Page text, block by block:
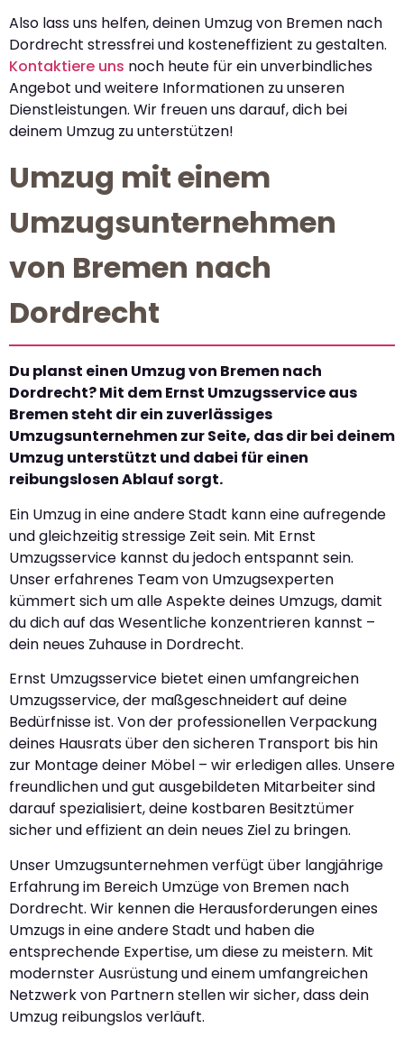
Also lass uns helfen, deinen Umzug von Bremen nach
Dordrecht stressfrei und kosteneffizient zu gestalten.
Kontaktiere uns noch heute für ein unverbindliches
Angebot und weitere Informationen zu unseren
Dienstleistungen. Wir freuen uns darauf, dich bei
deinem Umzug zu unterstützen!
Umzug mit einem
Umzugsunternehmen
von Bremen nach
Dordrecht
Du planst einen Umzug von Bremen nach
Dordrecht? Mit dem Ernst Umzugsservice aus
Bremen steht dir ein zuverlässiges
Umzugsunternehmen zur Seite, das dir bei deinem
Umzug unterstützt und dabei für einen
reibungslosen Ablauf sorgt.
Ein Umzug in eine andere Stadt kann eine aufregende
und gleichzeitig stressige Zeit sein. Mit Ernst
Umzugsservice kannst du jedoch entspannt sein.
Unser erfahrenes Team von Umzugsexperten
kümmert sich um alle Aspekte deines Umzugs, damit
du dich auf das Wesentliche konzentrieren kannst –
dein neues Zuhause in Dordrecht.
Ernst Umzugsservice bietet einen umfangreichen
Umzugsservice, der maßgeschneidert auf deine
Bedürfnisse ist. Von der professionellen Verpackung
deines Hausrats über den sicheren Transport bis hin
zur Montage deiner Möbel – wir erledigen alles. Unsere
freundlichen und gut ausgebildeten Mitarbeiter sind
darauf spezialisiert, deine kostbaren Besitztümer
sicher und effizient an dein neues Ziel zu bringen.
Unser Umzugsunternehmen verfügt über langjährige
Erfahrung im Bereich Umzüge von Bremen nach
Dordrecht. Wir kennen die Herausforderungen eines
Umzugs in eine andere Stadt und haben die
entsprechende Expertise, um diese zu meistern. Mit
modernster Ausrüstung und einem umfangreichen
Netzwerk von Partnern stellen wir sicher, dass dein
Umzug reibungslos verläuft.